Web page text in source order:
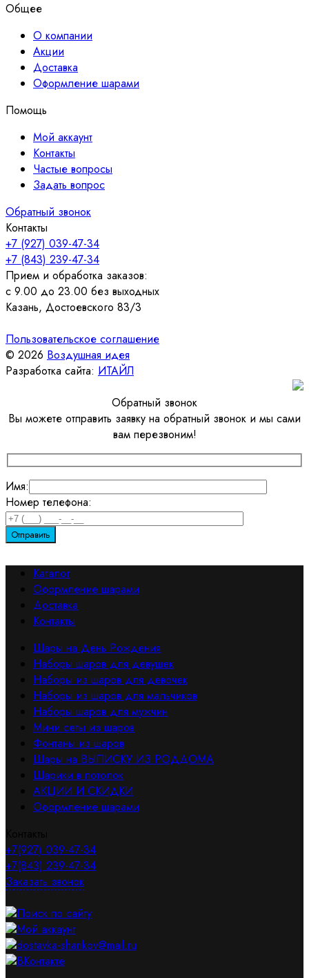
Общее
О компании
Акции
Доставка
Оформление шарами
Помощь
Мой аккаунт
Контакты
Частые вопросы
Задать вопрос
Обратный звонок
Контакты
+7 (927) 039-47-34
+7 (843) 239-47-34
Прием и обработка заказов:
с 9.00 до 23.00 без выходных
Казань, Достоевского 83/3
Пользовательское соглашение
© 2026 Воздушная идея
Разработка сайта: ИТАЙЛ
Обратный звонок
Вы можете отправить заявку на обратный звонок и мы сами
вам перезвоним!
Имя:
Номер телефона:
Каталог
Оформление шарами
Доставка
Контакты
Шары на День Рождения
Наборы шаров для девушек
Наборы из шаров для девочек
Наборы из шаров для мальчиков
Наборы шаров для мужчин
Мини сеты из шаров
Фонтаны из шаров
Шары на ВЫПИСКУ ИЗ РОДДОМА
Шарики в потолок
АКЦИИ И СКИДКИ
Оформление шарами
+7(927) 039-47-34
+7(843) 239-47-34
Заказать звонок
Поиск по сайту
Мой аккаунт
dostavka-sharikov@mail.ru
ВКонтакте